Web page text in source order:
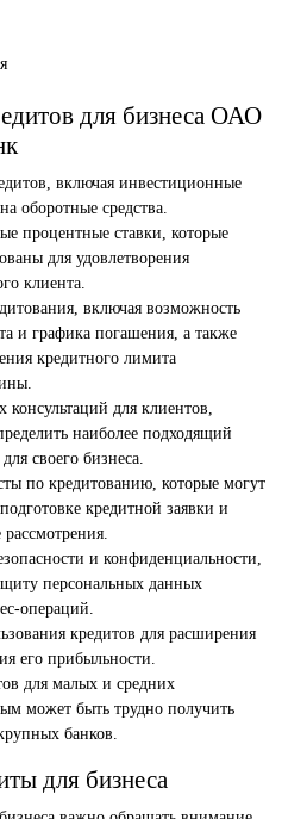
для бизнеса ОАО
включая инвестиционные
оборотные средства.
процентные ставки, которые
для удовлетворения
клиента.
включая возможность
и графика погашения, а также
кредитного лимита
консультаций для клиентов,
наиболее подходящий
своего бизнеса.
по кредитованию, которые могут
кредитной заявки и
рассмотрения.
и конфиденциальности,
персональных данных
операций.
кредитов для расширения
его прибыльности.
для малых и средних
может быть трудно получить
банков.
для бизнеса